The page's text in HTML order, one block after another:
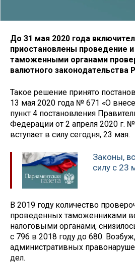
До 31 мая 2020 года
приостановлены проведение
таможенными органами
валютного законодательства
Такое решение принято
13 мая 2020 года № 671 «О
пункт 4 постановления
Федерации от 2 апреля 2020 г.
вступает в силу сегодня, 23 мая.
Законы,
силу с 23
В 2019 году количество
проведенных таможенниками
налоговыми органами,
с 796 в 2018 году до 680.
административных
дел.